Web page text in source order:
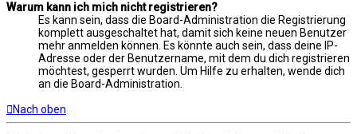
Warum kann ich mich nicht registrieren?
Es kann sein, dass die Board-Administration die Registrierung
komplett ausgeschaltet hat, damit sich keine neuen Benutzer
mehr anmelden können. Es könnte auch sein, dass deine IP-
Adresse oder der Benutzername, mit dem du dich registrieren
möchtest, gesperrt wurden. Um Hilfe zu erhalten, wende dich
an die Board-Administration.
Nach oben